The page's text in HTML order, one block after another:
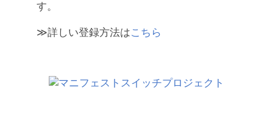
す。
≫詳しい登録方法はこちら